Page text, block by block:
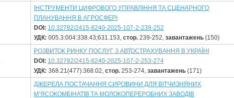
ІНСТРУМЕНТИ ЦИФРОВОГО УПРАВЛІННЯ ТА СЦЕНАРНОГО
ПЛАНУВАННЯ В АГРОСФЕРІ
DOI: 10.32782/2415-8240-2025-107-2-239-252
УДК: 005.3:004:338.43;631.153, стор.239-252, завантажень(150)
РОЗВИТОК РИНКУ ПОСЛУГ З АВТОСТРАХУВАННЯ В УКРАЇНІ
DOI: 10.32782/2415-8240-2025-107-2-253-274
УДК: 368.21(477):368.02, стор.253-274, завантажень(171)
ДЖЕРЕЛА ПОСТАЧАННЯ СИРОВИНИ ДЛЯ ВІТЧИЗНЯНИХ
М’ЯСОКОМБІНАТІВ ТА МОЛОКОПЕРЕРОБНИХ ЗАВОДІВ